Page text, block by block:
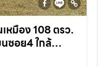
หมือง 108 ตรว.
ซอย4 ใกล้